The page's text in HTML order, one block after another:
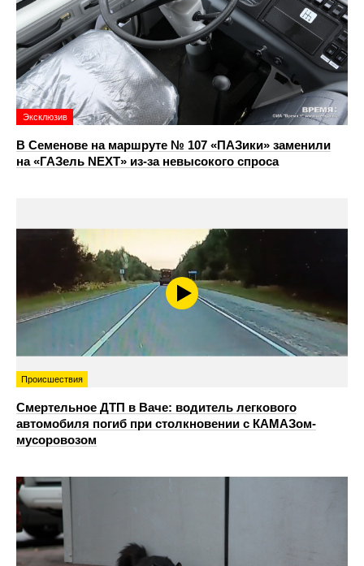
Эксклюзив
В Семенове на маршруте № 107 «ПАЗики» заменили
на «ГАЗель NEXT» из‑за невысокого спроса
Происшествия
Смертельное ДТП в Ваче: водитель легкового
автомобиля погиб при столкновении с КАМАЗом-
мусоровозом